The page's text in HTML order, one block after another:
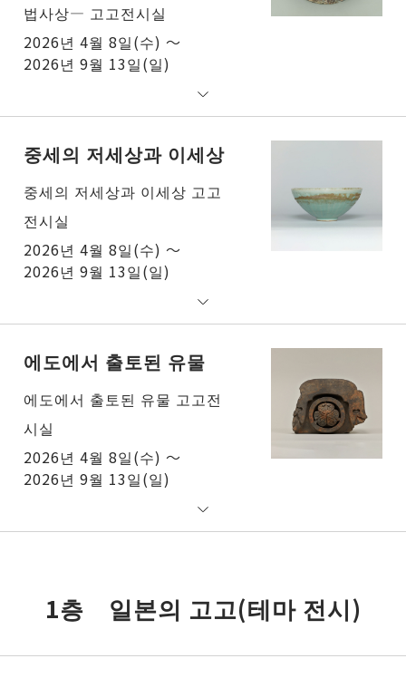
법사상― 고고전시실
2026년 4월 8일(수) ～
2026년 9월 13일(일)
중세의 저세상과 이세상
중세의 저세상과 이세상 고고
전시실
2026년 4월 8일(수) ～
2026년 9월 13일(일)
에도에서 출토된 유물
에도에서 출토된 유물 고고전
시실
2026년 4월 8일(수) ～
2026년 9월 13일(일)
1층 일본의 고고(테마 전시)